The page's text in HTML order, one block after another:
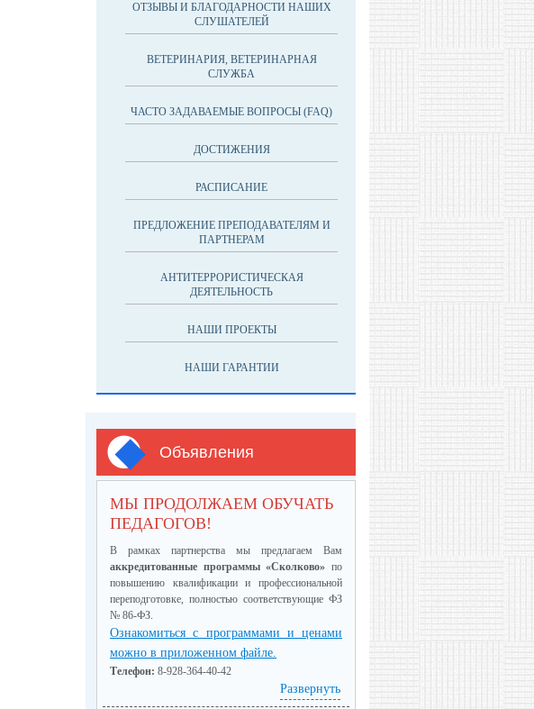
ОТЗЫВЫ И БЛАГОДАРНОСТИ НАШИХ
СЛУШАТЕЛЕЙ
ВЕТЕРИНАРИЯ, ВЕТЕРИНАРНАЯ
СЛУЖБА
ЧАСТО ЗАДАВАЕМЫЕ ВОПРОСЫ (FAQ)
ДОСТИЖЕНИЯ
РАСПИСАНИЕ
ПРЕДЛОЖЕНИЕ ПРЕПОДАВАТЕЛЯМ И
ПАРТНЕРАМ
АНТИТЕРРОРИСТИЧЕСКАЯ
ДЕЯТЕЛЬНОСТЬ
НАШИ ПРОЕКТЫ
НАШИ ГАРАНТИИ
Объявления
МЫ ПРОДОЛЖАЕМ ОБУЧАТЬ
ПЕДАГОГОВ!
В рамках партнерства мы предлагаем Вам
аккредитованные программы «Сколково» по
повышению квалификации и профессиональной
переподготовке, полностью соответствующие ФЗ
№ 86-ФЗ.
Ознакомиться с программами и ценами
можно в приложенном файле.
Телефон: 8-928-364-40-42
Развернуть